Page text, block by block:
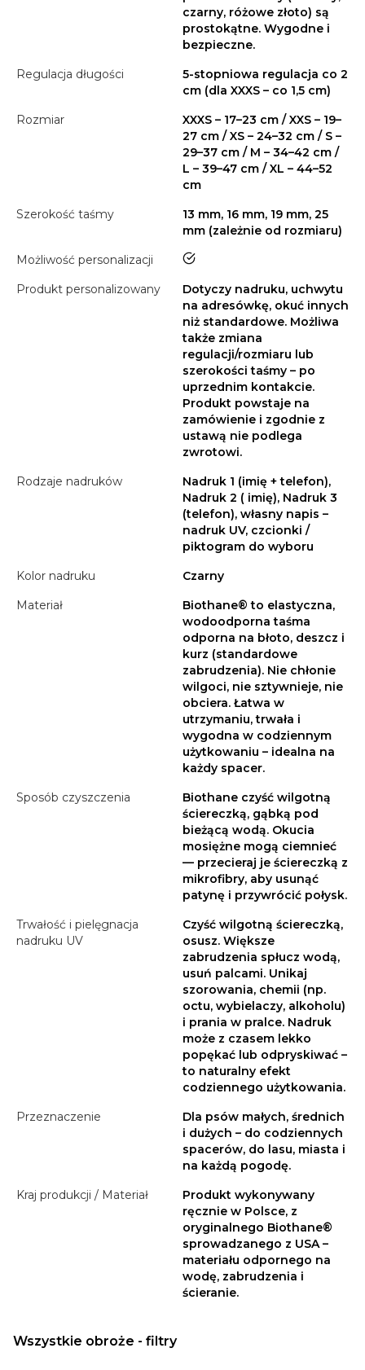
czarny, różowe złoto) są
prostokątne. Wygodne i
bezpieczne.
Regulacja długości
5-stopniowa regulacja co 2
cm (dla XXXS – co 1,5 cm)
Rozmiar
XXXS – 17–23 cm / XXS – 19–
27 cm / XS – 24–32 cm / S –
29–37 cm / M – 34–42 cm /
L – 39–47 cm / XL – 44–52
cm
Szerokość taśmy
13 mm, 16 mm, 19 mm, 25
mm (zależnie od rozmiaru)
Możliwość personalizacji
tak
Produkt personalizowany
Dotyczy nadruku, uchwytu
na adresówkę, okuć innych
niż standardowe. Możliwa
także zmiana
regulacji/rozmiaru lub
szerokości taśmy – po
uprzednim kontakcie.
Produkt powstaje na
zamówienie i zgodnie z
ustawą nie podlega
zwrotowi.
Rodzaje nadruków
Nadruk 1 (imię + telefon),
Nadruk 2 ( imię), Nadruk 3
(telefon), własny napis –
nadruk UV, czcionki /
piktogram do wyboru
Kolor nadruku
Czarny
Materiał
Biothane® to elastyczna,
wodoodporna taśma
odporna na błoto, deszcz i
kurz (standardowe
zabrudzenia). Nie chłonie
wilgoci, nie sztywnieje, nie
obciera. Łatwa w
utrzymaniu, trwała i
wygodna w codziennym
użytkowaniu – idealna na
każdy spacer.
Sposób czyszczenia
Biothane czyść wilgotną
ściereczką, gąbką pod
bieżącą wodą. Okucia
mosiężne mogą ciemnieć
— przecieraj je ściereczką z
mikrofibry, aby usunąć
patynę i przywrócić połysk.
Trwałość i pielęgnacja
nadruku UV
Czyść wilgotną ściereczką,
osusz. Większe
zabrudzenia spłucz wodą,
usuń palcami. Unikaj
szorowania, chemii (np.
octu, wybielaczy, alkoholu)
i prania w pralce. Nadruk
może z czasem lekko
popękać lub odpryskiwać –
to naturalny efekt
codziennego użytkowania.
Przeznaczenie
Dla psów małych, średnich
i dużych – do codziennych
spacerów, do lasu, miasta i
na każdą pogodę.
Kraj produkcji / Materiał
Produkt wykonywany
ręcznie w Polsce, z
oryginalnego Biothane®
sprowadzanego z USA –
materiału odpornego na
wodę, zabrudzenia i
ścieranie.
Wszystkie obroże - filtry